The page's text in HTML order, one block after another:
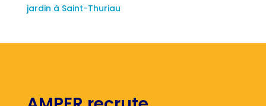
jardin à Saint-Thuriau